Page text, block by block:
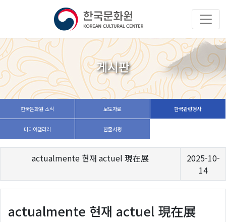
게시판
한국문화원 소식 보도자료 한국관련행사
미디어갤러리 한줄서평
actualmente 현재 actuel 現在展
2025-10-
14
actualmente 현재 actuel 現在展